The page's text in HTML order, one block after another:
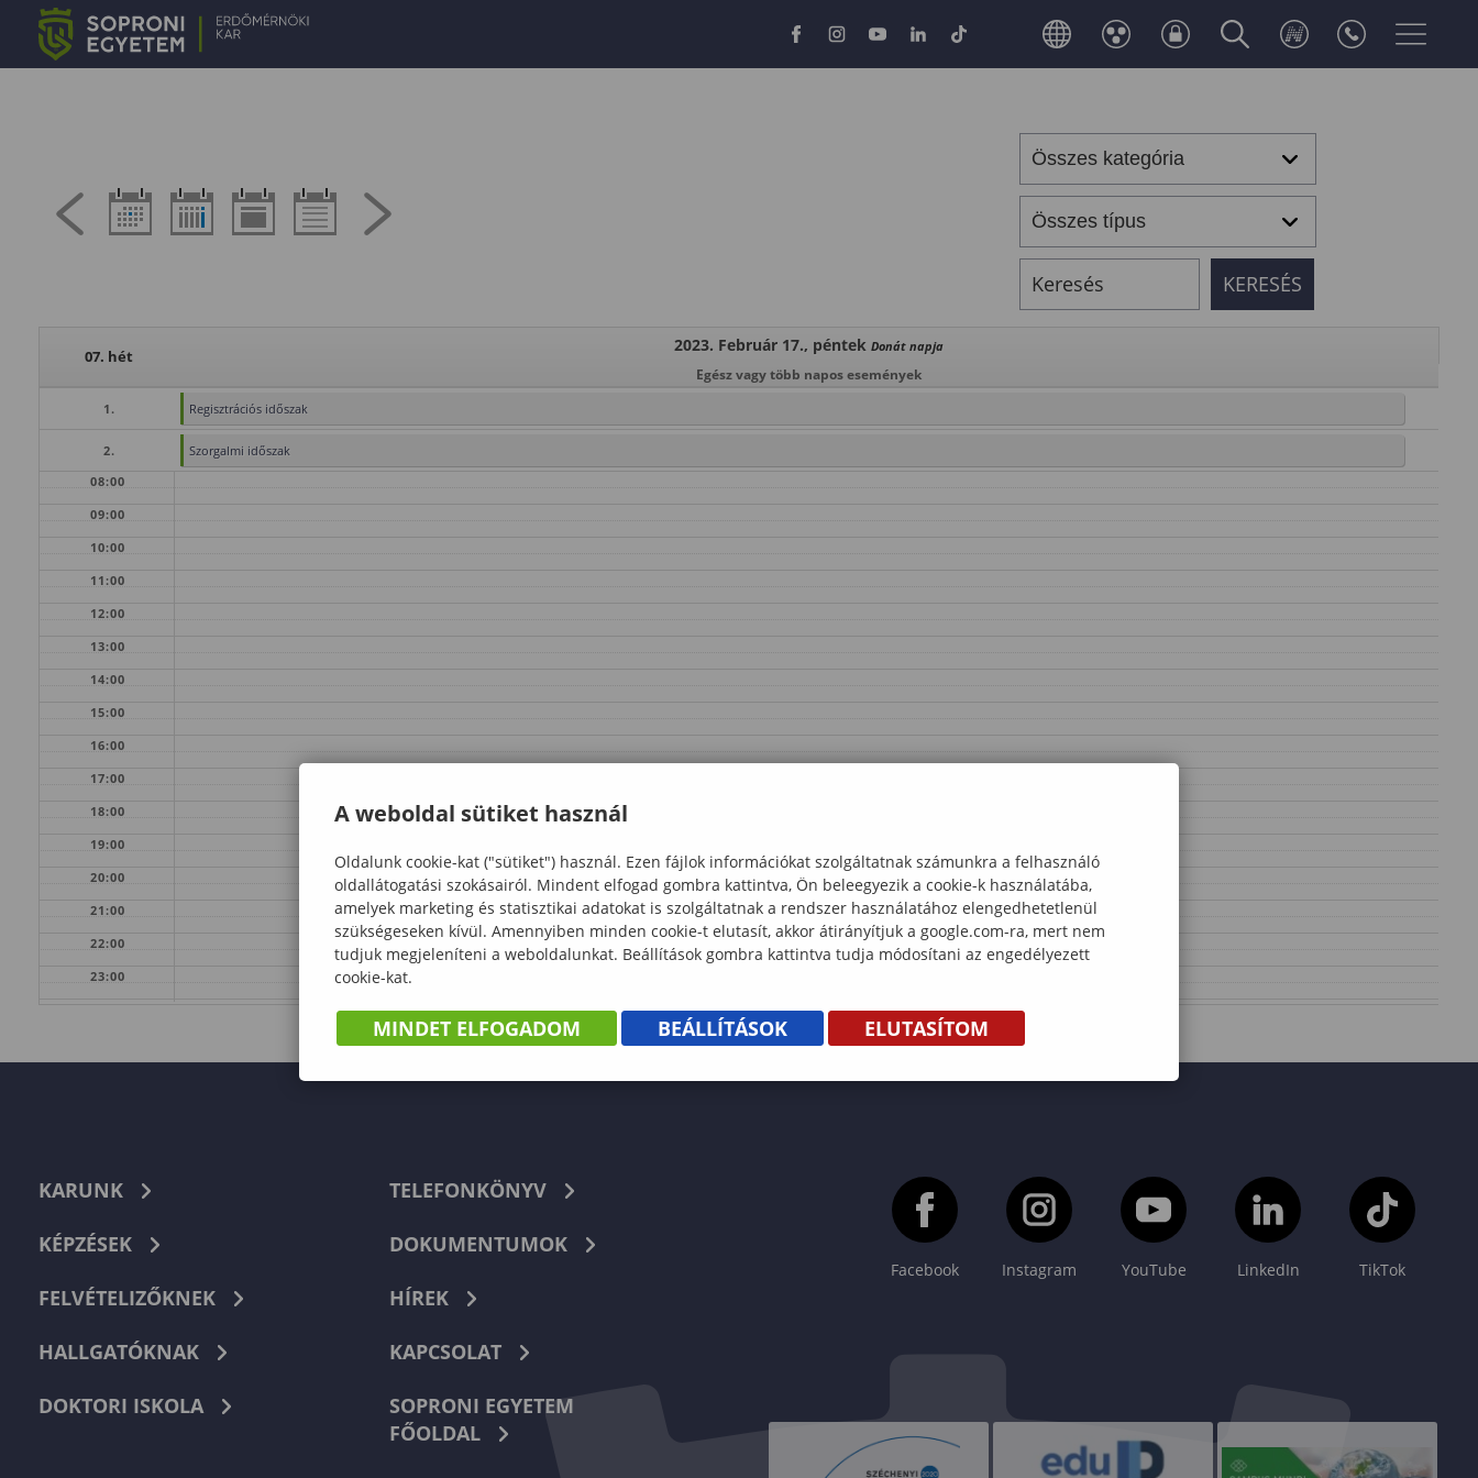
07. hét
2023. Február 17., péntek Donát napja
Egész vagy több napos események
1. Regisztrációs időszak
2.
Szorgalmi időszak
08:00
09:00
10:00
11:00
12:00
13:00
14:00
15:00
16:00
17:00
18:00
19:00
20:00
21:00
22:00
23:00
KARUNK
KÉPZÉSEK
FELVÉTELIZŐKNEK
HALLGATÓKNAK
DOKTORI ISKOLA
TELEFONKÖNYV
DOKUMENTUMOK
HÍREK
KAPCSOLAT
SOPRONI EGYETEM
FŐOLDAL
Facebook Instagram YouTube LinkedIn TikTok
A weboldal sütiket használ
Oldalunk cookie-kat ("sütiket") használ. Ezen fájlok információkat szolgáltatnak számunkra a felhasználó
oldallátogatási szokásairól. Mindent elfogad gombra kattintva, Ön beleegyezik a cookie-k használatába,
amelyek marketing és statisztikai adatokat is szolgáltatnak a rendszer használatához elengedhetetlenül
szükségeseken kívül. Amennyiben minden cookie-t elutasít, akkor átirányítjuk a google.com-ra, mert nem
tudjuk megjeleníteni a weboldalunkat. Beállítások gombra kattintva tudja módosítani az engedélyezett
cookie-kat.
MINDET ELFOGADOM BEÁLLÍTÁSOK ELUTASÍTOM